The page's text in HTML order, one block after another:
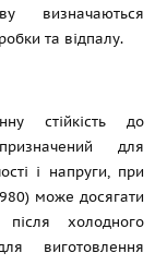
визначаються
та відпалу.
стійкість до
для
і напруги, при
може досягати
після холодного
виготовлення